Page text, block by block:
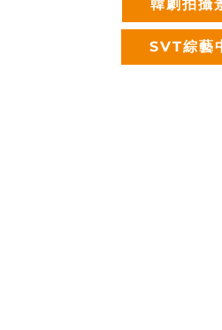
韓劇拍攝
SVT綜藝